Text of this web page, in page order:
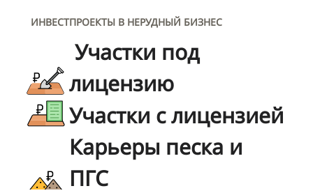
ИНВЕСТПРОЕКТЫ В НЕРУДНЫЙ БИЗНЕС
Участки под
лицензию
Участки с лицензией
Карьеры песка и
ПГС